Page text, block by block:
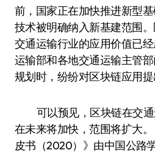
前，国家正在加快推进新型
技术被明确纳入新基建范围
交通运输行业的应用价值已
运输部和各地交通运输主管
规划时，纷纷对区块链应用提
可以预见，区块链在交
在未来将加快，范围将扩大
皮书（2020）》由中国公路